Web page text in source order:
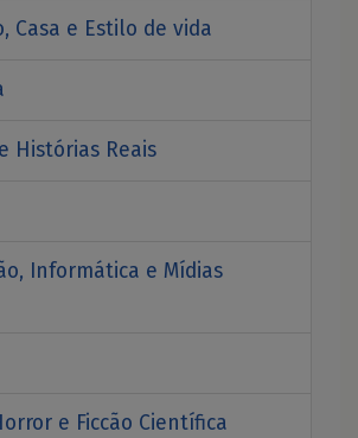
Casa e Estilo de vida
Histórias Reais
Informática e Mídias
e Ficcão Científica